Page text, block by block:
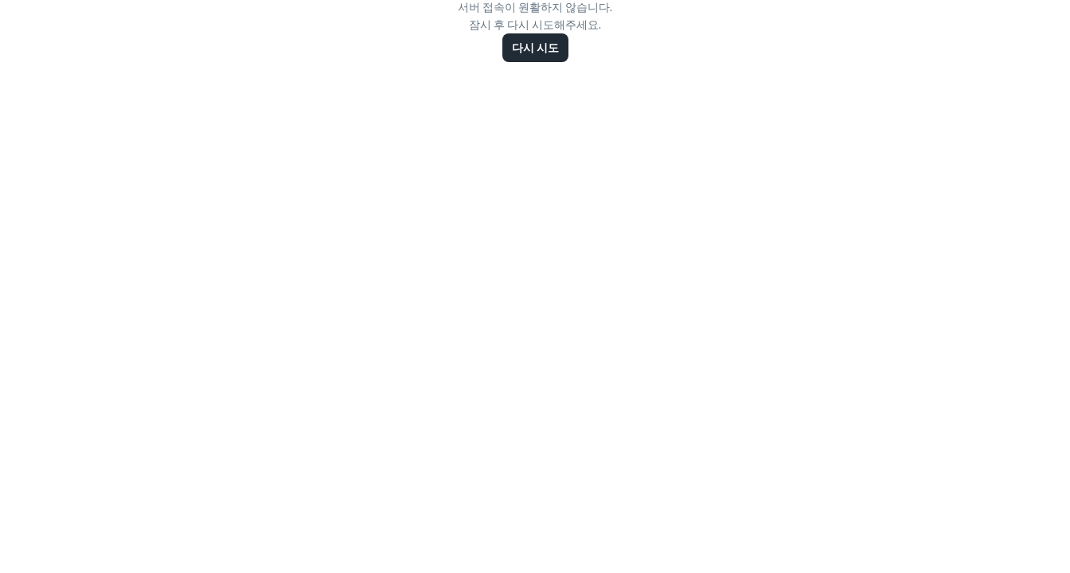
서버 접속이 원활하지 않습니다.
잠시 후 다시 시도해주세요.
다시 시도